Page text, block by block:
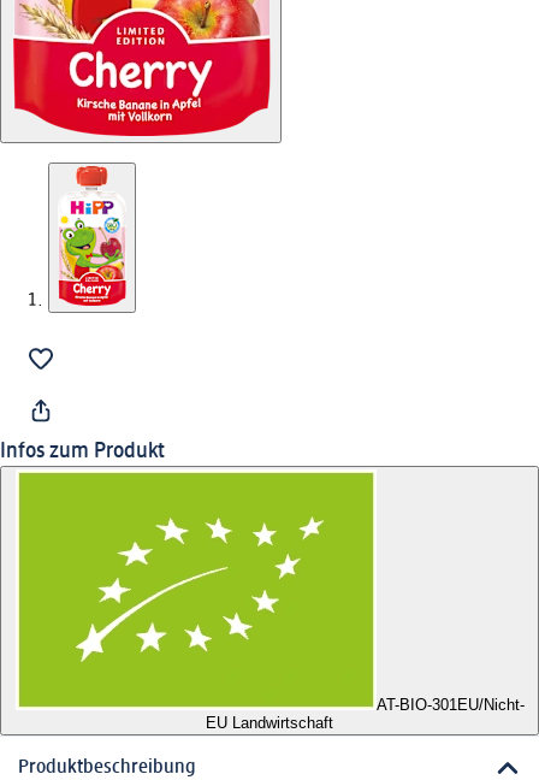
Infos zum Produkt
AT-BIO-301 EU/Nicht-
EU Landwirtschaft
Produktbeschreibung